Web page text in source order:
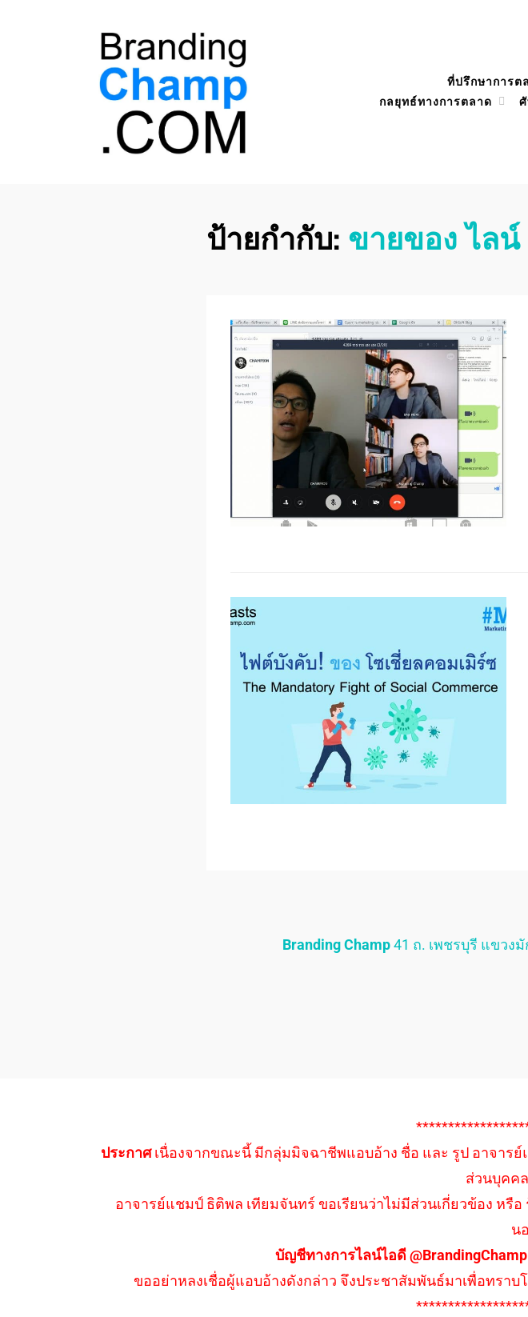
ที่ปรึกษาการต
กลยุทธ์ทางการตลาด
ป้ายกำกับ: ขายของ ไลน์
Branding Champ41 ถ. เพชรบุรี แขวง
ประกาศเนื่องจากขณะนี้ มีกลุ่มมิจฉาชีพแอบอ้าง ชื่อ และ รูป อาจาร
ส่วนบุคค
อาจารย์แชมป์ ธิติพล เทียมจันทร์ ขอเรียนว่าไม่มีส่วนเกี่ยวข้อง หรื
น
บัญชีทางการไลน์ไอดี
ขออย่าหลงเชื่อผู้แอบอ้างดังกล่าว จึงประชาสัมพันธ์มาเพื่อทราบ